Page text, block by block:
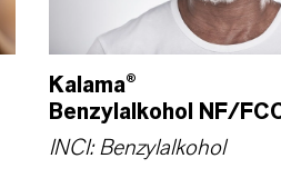
Kalama®
Benzylalkohol NF/
INCI: Benzylalkohol